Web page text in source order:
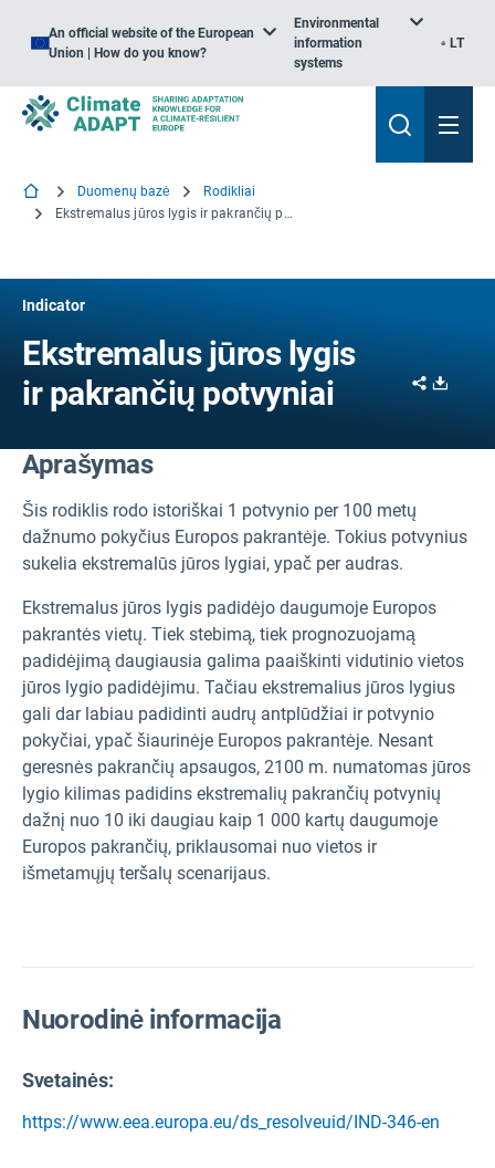
An official website of the European
Union | How do you know?
Environmental
information
systems
LT
Duomenų bazė
Rodikliai
Ekstremalus jūros lygis ir pakrančių potvyniai
Indicator
Ekstremalus jūros lygis
ir pakrančių potvyniai
Share
Aprašymas
Šis rodiklis rodo istoriškai 1 potvynio per 100 metų
dažnumo pokyčius Europos pakrantėje. Tokius potvynius
sukelia ekstremalūs jūros lygiai, ypač per audras.
Ekstremalus jūros lygis padidėjo daugumoje Europos
pakrantės vietų. Tiek stebimą, tiek prognozuojamą
padidėjimą daugiausia galima paaiškinti vidutinio vietos
jūros lygio padidėjimu. Tačiau ekstremalius jūros lygius
gali dar labiau padidinti audrų antplūdžiai ir potvynio
pokyčiai, ypač šiaurinėje Europos pakrantėje. Nesant
geresnės pakrančių apsaugos, 2100 m. numatomas jūros
lygio kilimas padidins ekstremalių pakrančių potvynių
dažnį nuo 10 iki daugiau kaip 1 000 kartų daugumoje
Europos pakrančių, priklausomai nuo vietos ir
išmetamųjų teršalų scenarijaus.
Nuorodinė informacija
Svetainės:
https://www.eea.europa.eu/ds_resolveuid/IND-346-en